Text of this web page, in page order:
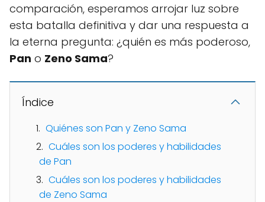
comparación, esperamos arrojar luz sobre
esta batalla definitiva y dar una respuesta a
la eterna pregunta: ¿quién es más poderoso,
Pan o Zeno Sama?
Índice
Quiénes son Pan y Zeno Sama
Cuáles son los poderes y habilidades
de Pan
Cuáles son los poderes y habilidades
de Zeno Sama